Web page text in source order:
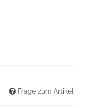
Frage zum Artikel